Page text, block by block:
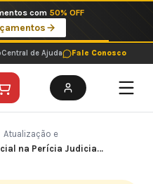
com 50% OFF
Central de Ajuda Fale Conosco
Atualização e
na Perícia Judicia…